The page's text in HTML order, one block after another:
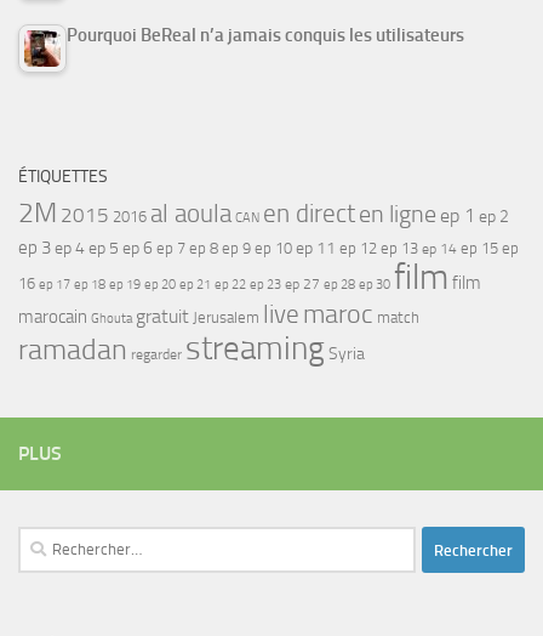
Pourquoi BeReal n’a jamais conquis les utilisateurs
ÉTIQUETTES
2M 2015 2016 al aoula CAN en directen ligne ep 1 ep 2
ep 3ep 4ep 5 ep 6 ep 7 ep 8 ep 9 ep 10 ep 11 ep 12 ep 13 ep 14 ep 15 ep
16 ep 17 ep 18 ep 19 ep 20 ep 21 ep 22 ep 23 ep 27 ep 28 ep 30 film film
marocain Ghouta gratuit Jerusalem live maroc match
ramadan regarder streamingSyria
PLUS
Rechercher :